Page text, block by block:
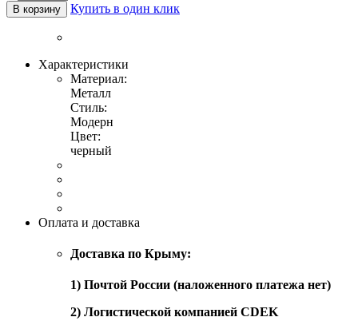
В корзину Купить в один клик
Характеристики
Материал:
Металл
Стиль:
Модерн
Цвет:
черный
Оплата и доставка
Доставка по Крыму:
1) Почтой России (наложенного платежа нет)
2) Логистической компанией CDEK